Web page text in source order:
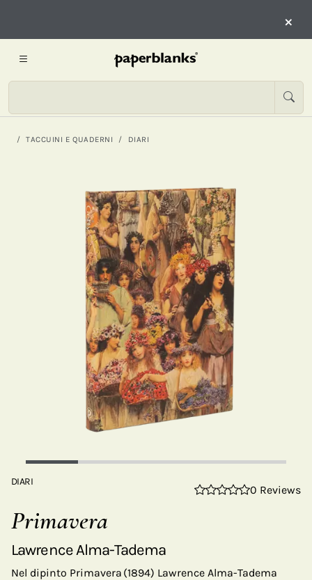
×
TACCUINI E QUADERNI DIARI
DIARI
0 Reviews
Primavera
Lawrence Alma-Tadema
Nel dipinto Primavera (1894) Lawrence Alma-Tadema